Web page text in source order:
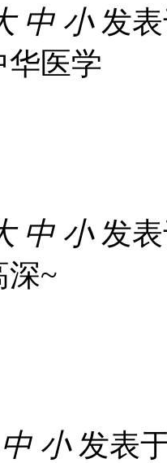
中 小发表
华医学
中 小发表
深~
中 小发表